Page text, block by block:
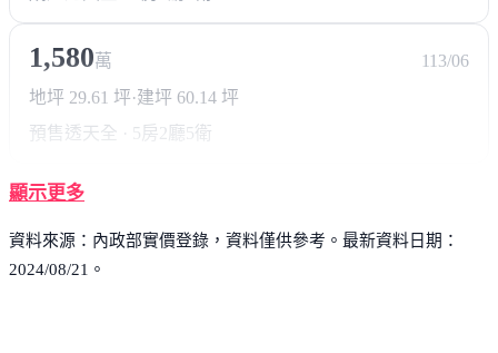
1,580萬
113/06
地坪 29.61 坪·建坪 60.14 坪
預售透天全 · 5房2廳5衛
顯示更多
資料來源：內政部實價登錄，資料僅供參考。最新資料日期：
2024/08/21。